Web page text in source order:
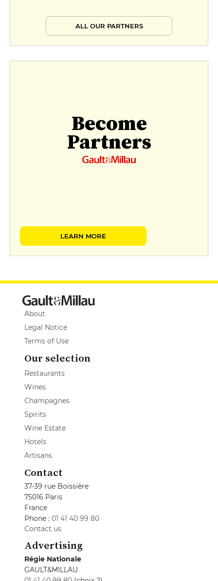
ALL OUR PARTNERS
Become
Partners
LEARN MORE
About
Legal Notice
Terms of Use
Our selection
Restaurants
Wines
Champagnes
Spirits
Wine Estate
Hotels
Artisans
Contact
37-39 rue Boissière
75016 Paris
France
Phone : 01 41 40 99 80
Contact us
Advertising
Régie Nationale
GAULT&MILLAU